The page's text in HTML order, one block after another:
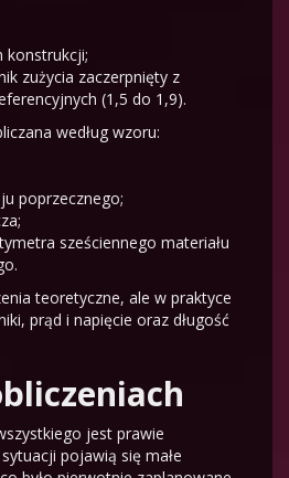
konstrukcji;
zużycia zaczerpnięty z
(1,5 do 1,9).
według wzoru:
poprzecznego;
sześciennego materiału
teoretyczne, ale w praktyce
prąd i napięcie oraz długość
jest prawie
pojawią się małe